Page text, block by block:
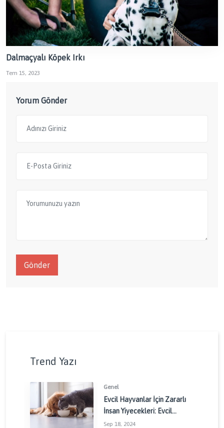
Dalmaçyalı Köpek Irkı
Tem 15, 2023
Yorum Gönder
Gönder
Trend Yazı
Genel
Evcil Hayvanlar İçin Zararlı
İnsan Yiyecekleri: Evcil
Dostlarınızı Korumak İçin
Sep 18, 2024